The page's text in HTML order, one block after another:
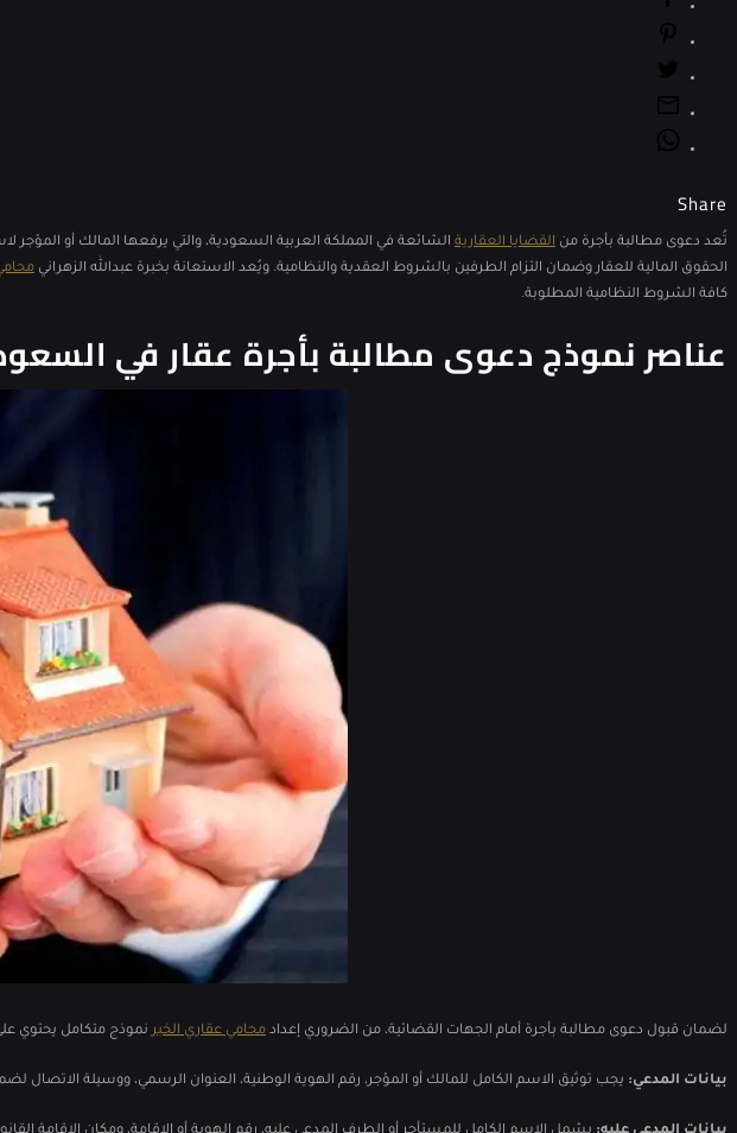
Share
تُعد دعوى مطالبة بأجرة من القضايا العقارية الشائعة في المملكة العربية السعودية، والتي يرفعها المالك أو المؤجر
الحقوق المالية للعقار وضمان التزام الطرفين بالشروط العقدية والنظامية. ويُعد الاستعانة بخبرة عبدالله الزهراني
كافة الشروط النظامية المطلوبة.
عناصر نموذج دعوى مطالبة بأجرة عقار في
لضمان قبول دعوى مطالبة بأجرة أمام الجهات القضائية، من الضروري إعداد محامي عقاري الخبر نموذج متكامل يحتوي
بيانات المدعي: يجب توثيق الاسم الكامل للمالك أو المؤجر، رقم الهوية الوطنية، العنوان الرسمي، ووسيلة الاتصال